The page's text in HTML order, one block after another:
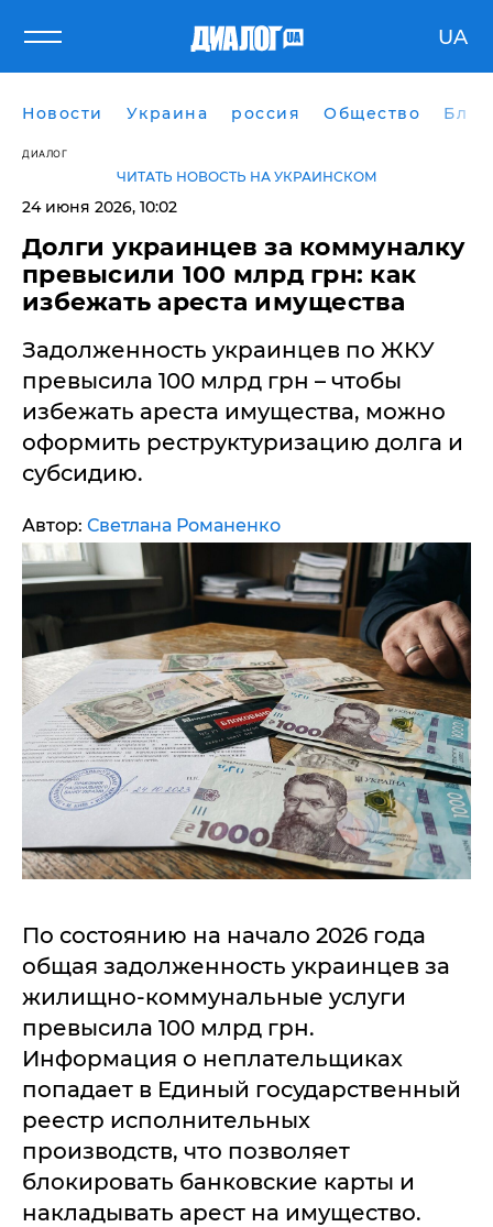
UA
Новости Украина россия Общество
ДИАЛОГ
ЧИТАТЬ НОВОСТЬ НА УКРАИНСКОМ
24 июня 2026, 10:02
Долги украинцев за коммуналку
превысили 100 млрд грн: как
избежать ареста имущества
Задолженность украинцев по ЖКУ
превысила 100 млрд грн – чтобы
избежать ареста имущества, можно
оформить реструктуризацию долга и
субсидию.
Автор: Светлана Романенко
По состоянию на начало 2026 года
общая задолженность украинцев за
жилищно-коммунальные услуги
превысила 100 млрд грн.
Информация о неплательщиках
попадает в Единый государственный
реестр исполнительных
производств, что позволяет
блокировать банковские карты и
накладывать арест на имущество.